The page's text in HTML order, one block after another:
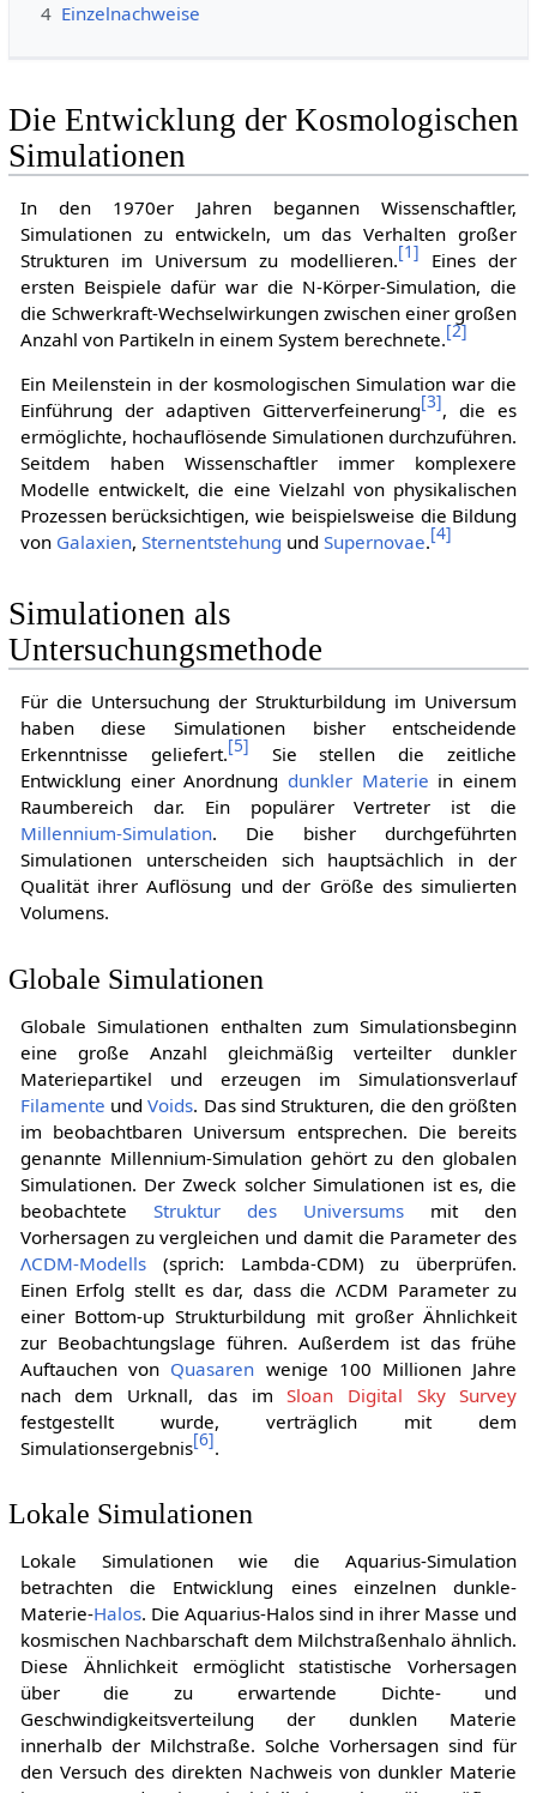
4 Einzelnachweise
Die Entwicklung der Kosmologischen
Simulationen
In den 1970er Jahren begannen Wissenschaftler,
Simulationen zu entwickeln, um das Verhalten großer
Strukturen im Universum zu modellieren.[1] Eines der
ersten Beispiele dafür war die N-Körper-Simulation, die
die Schwerkraft-Wechselwirkungen zwischen einer großen
Anzahl von Partikeln in einem System berechnete.[2]
Ein Meilenstein in der kosmologischen Simulation war die
Einführung der adaptiven Gitterverfeinerung[3], die es
ermöglichte, hochauflösende Simulationen durchzuführen.
Seitdem haben Wissenschaftler immer komplexere
Modelle entwickelt, die eine Vielzahl von physikalischen
Prozessen berücksichtigen, wie beispielsweise die Bildung
von Galaxien, Sternentstehung und Supernovae.[4]
Simulationen als
Untersuchungsmethode
Für die Untersuchung der Strukturbildung im Universum
haben diese Simulationen bisher entscheidende
Erkenntnisse geliefert.[5] Sie stellen die zeitliche
Entwicklung einer Anordnung dunkler Materie in einem
Raumbereich dar. Ein populärer Vertreter ist die
Millennium-Simulation. Die bisher durchgeführten
Simulationen unterscheiden sich hauptsächlich in der
Qualität ihrer Auflösung und der Größe des simulierten
Volumens.
Globale Simulationen
Globale Simulationen enthalten zum Simulationsbeginn
eine große Anzahl gleichmäßig verteilter dunkler
Materiepartikel und erzeugen im Simulationsverlauf
Filamente undVoids. Das sind Strukturen, die den größten
im beobachtbaren Universum entsprechen. Die bereits
genannte Millennium-Simulation gehört zu den globalen
Simulationen. Der Zweck solcher Simulationen ist es, die
beobachtete Struktur des Universums mit den
Vorhersagen zu vergleichen und damit die Parameter des
ΛCDM-Modells(sprich: Lambda-CDM) zu überprüfen.
Einen Erfolg stellt es dar, dass die ΛCDM Parameter zu
einer Bottom-up Strukturbildung mit großer Ähnlichkeit
zur Beobachtungslage führen. Außerdem ist das frühe
Auftauchen von Quasaren wenige 100 Millionen Jahre
nach dem Urknall, das imSloan Digital Sky Survey
festgestellt wurde, verträglich mit dem
Simulationsergebnis[6].
Lokale Simulationen
Lokale Simulationen wie die Aquarius-Simulation
betrachten die Entwicklung eines einzelnen dunkle-
Materie-Halos. Die Aquarius-Halos sind in ihrer Masse und
kosmischen Nachbarschaft dem Milchstraßenhalo ähnlich.
Diese Ähnlichkeit ermöglicht statistische Vorhersagen
über die zu erwartende Dichte- und
Geschwindigkeitsverteilung der dunklen Materie
innerhalb der Milchstraße. Solche Vorhersagen sind für
den Versuch des direkten Nachweis von dunkler Materie